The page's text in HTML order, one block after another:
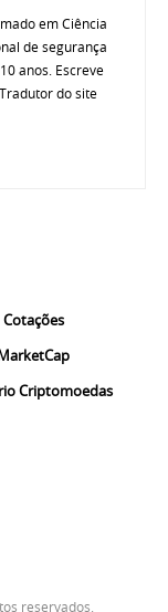
em Ciência
de segurança
anos. Escreve
do site
Cotações
Criptomoedas
reservados.